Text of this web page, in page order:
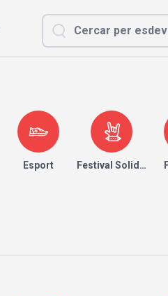
Esport Festival Solidari